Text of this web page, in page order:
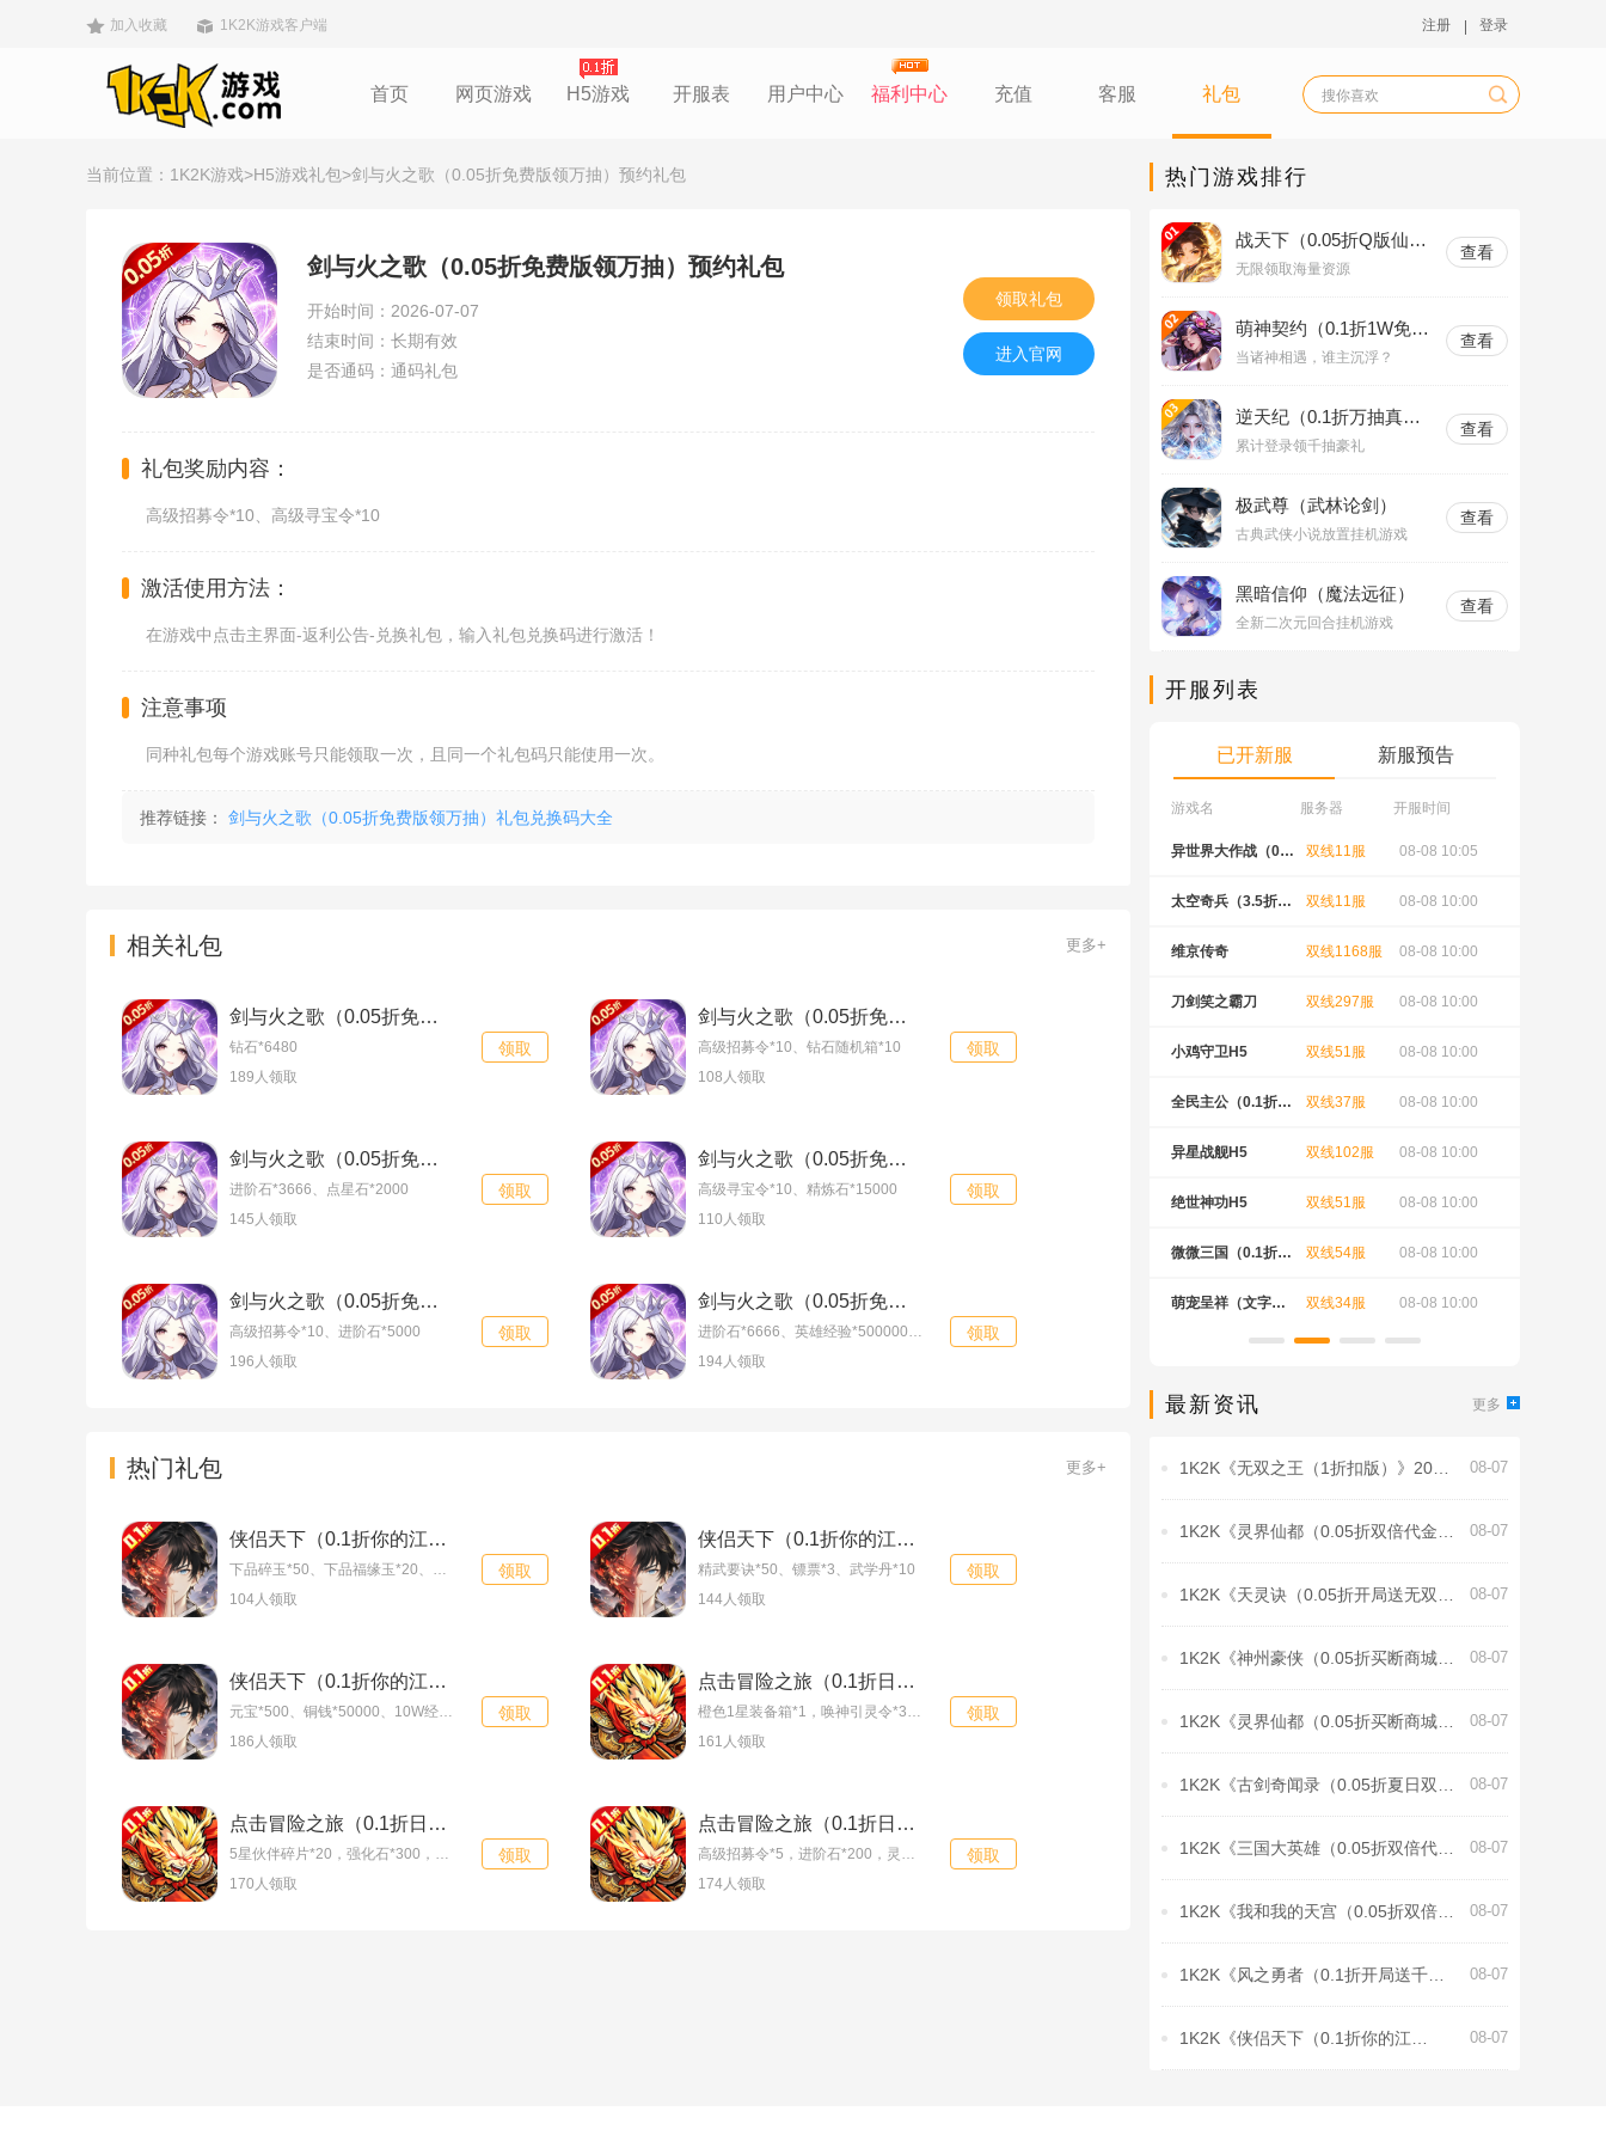
加入收藏 1K2K游戏客户端 注册 登录
首页 网页游戏 H5游戏 开服表 用户中心 福利中心 充值 客服 礼包
当前位置： 1K2K游戏>H5游戏礼包>剑与火之歌（0.05折免费版领万抽）预约礼包
剑与火之歌（0.05折免费版领万抽）预约礼包
开始时间：2026-07-07
结束时间：长期有效
是否通码：通码礼包
领取礼包
进入官网
礼包奖励内容：
高级招募令*10、高级寻宝令*10
激活使用方法：
在游戏中点击主界面-返利公告-兑换礼包，输入礼包兑换码进行激活！
注意事项
同种礼包每个游戏账号只能领取一次，且同一个礼包码只能使用一次。
推荐链接： 剑与火之歌（0.05折免费版领万抽）礼包兑换码大全
相关礼包 更多+
剑与火之歌（0.05折免费版领万抽）648货币礼包
钻石*6480
189人领取
领取
剑与火之歌（0.05折免费版领万抽）入群礼包
高级招募令*10、钻石随机箱*10
108人领取
领取
剑与火之歌（0.05折免费版领万抽）内测员礼包
进阶石*3666、点星石*2000
145人领取
领取
剑与火之歌（0.05折免费版领万抽）会员礼包
高级寻宝令*10、精炼石*15000
110人领取
领取
剑与火之歌（0.05折免费版领万抽）群聊礼包
高级招募令*10、进阶石*5000
196人领取
领取
剑与火之歌（0.05折免费版领万抽）独家礼包
194人领取
领取
热门礼包 更多+
侠侣天下（0.1折你的江湖）至尊礼包
104人领取
领取
侠侣天下（0.1折你的江湖）特权礼包
精武要诀*50、镖票*3、武学丹*10
144人领取
领取
侠侣天下（0.1折你的江湖）新手礼包
186人领取
领取
点击冒险之旅（0.1折日增百抽福利版）特权礼包
161人领取
领取
点击冒险之旅（0.1折日增百抽福利版）专属礼包
170人领取
领取
点击冒险之旅（0.1折日增百抽福利版）新手礼包
174人领取
领取
热门游戏排行
战天下（0.05折Q版仙
域）
无限领取海量资源
查看
萌神契约（0.1折1W免费
版）
当诸神相遇，谁主沉浮？
查看
逆天纪（0.1折万抽真充
版）
累计登录领千抽豪礼
查看
极武尊（武林论剑）
古典武侠小说放置挂机游戏
查看
黑暗信仰（魔法远征）
全新二次元回合挂机游戏
查看
开服列表
已开新服 新服预告
游戏名 服务器 开服时间
08-08 10:05
天送1W代币）
超兽武装（0.1折千 双线30服
帝之路）
神将无双（0.1折送
传奇武将） 双线18服
大战）
剑与魔法（0.1折装
异世界大作战（0.0
5折送稀有神宠）
双线11服 08-08 10:05
太空奇兵（3.5折特
种大乱斗）
双线11服 08-08 10:00
维京传奇 双线1168服 08-08 10:00
刀剑笑之霸刀 双线297服 08-08 10:00
小鸡守卫H5 双线51服 08-08 10:00
全民主公（0.1折扣
版）
双线37服 08-08 10:00
异星战舰H5 双线102服 08-08 10:00
绝世神功H5 双线51服 08-08 10:00
微微三国（0.1折64
80免费版）
双线54服 08-08 10:00
萌宠呈祥（文字魔 双线34服 08-08 10:00
最新资讯 更多
1K2K《无双之王（1折扣版）》2026 08-07
1K2K《灵界仙都（0.05折双倍代金买 08-07
1K2K《天灵诀（0.05折开局送无双门 08-07
1K2K《神州豪侠（0.05折买断商城至 08-07
1K2K《灵界仙都（0.05折买断商城至 08-07
1K2K《古剑奇闻录（0.05折夏日双倍 08-07
1K2K《三国大英雄（0.05折双倍代金 08-07
1K2K《我和我的天宫（0.05折双倍代 08-07
1K2K《风之勇者（0.1折开局送千 08-07
1K2K《侠侣天下（0.1折你的江 08-07